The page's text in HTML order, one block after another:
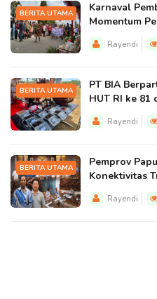
BERITA UTAMA
Karnaval
Momentum
Rayendi
BERITA UTAMA
PT BIA
HUT RI ke
Rayendi
BERITA UTAMA
Pemprov
Konektivitas
Rayendi